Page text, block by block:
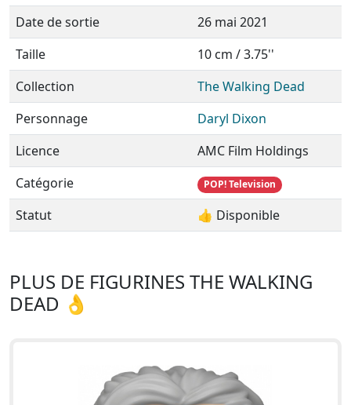
Date de sortie
26 mai 2021
Taille
10 cm / 3.75''
Collection
The Walking Dead
Personnage
Daryl Dixon
Licence
AMC Film Holdings
Catégorie
POP! Television
Statut 👍 Disponible
PLUS DE FIGURINES THE WALKING
DEAD 👌